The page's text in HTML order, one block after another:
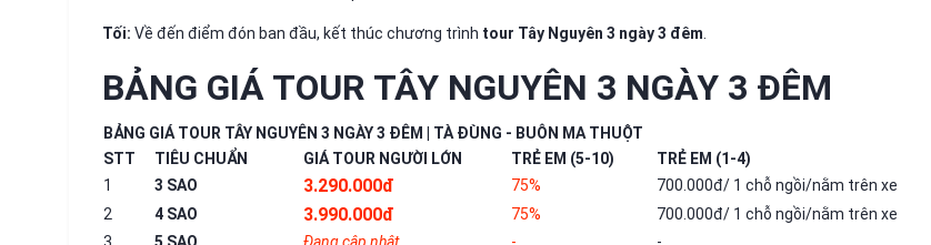
Tối: Về đến điểm đón ban đầu, kết thúc chương trình tour Tây Nguyên 3 ngày 3 đêm.
BẢNG GIÁ TOUR TÂY NGUYÊN 3 NGÀY 3 ĐÊM
BẢNG GIÁ TOUR TÂY NGUYÊN 3 NGÀY 3 ĐÊM | TÀ ĐÙNG - BUÔN MA THUỘT
STT
TIÊU CHUẨN GIÁ TOUR NGƯỜI LỚN TRẺ EM (5-10)
TRẺ EM (1-4)
1
3 SAO 3.290.000đ 75%
700.000đ/ 1 chỗ ngồi/nằm trên xe
2
4 SAO 3.990.000đ 75%
700.000đ/ 1 chỗ ngồi/nằm trên xe